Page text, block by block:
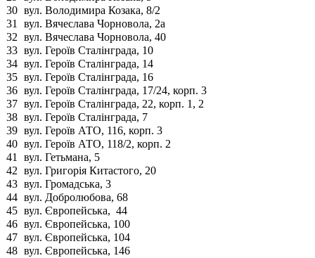
30 вул. Володимира Козака, 8/2
31
вул. Вячеслава Чорновола, 2а
32 вул. Вячеслава Чорновола, 40
33 вул. Героїв Сталінграда, 10
34 вул. Героїв Сталінграда, 14
35 вул. Героїв Сталінграда, 16
36 вул. Героїв Сталінграда, 17/24, корп. 3
37 вул. Героїв Сталінграда, 22, корп. 1, 2
38 вул. Героїв Сталінграда, 7
39 вул. Героїв АТО, 116, корп. 3
40 вул. Героїв АТО, 118/2, корп. 2
41
вул. Гетьмана, 5
42 вул. Григорія Китастого, 20
43 вул. Громадська, 3
44 вул. Добролюбова, 68
45 вул. Європейська, 44
46 вул. Європейська, 100
47 вул. Європейська, 104
48 вул. Європейська, 146